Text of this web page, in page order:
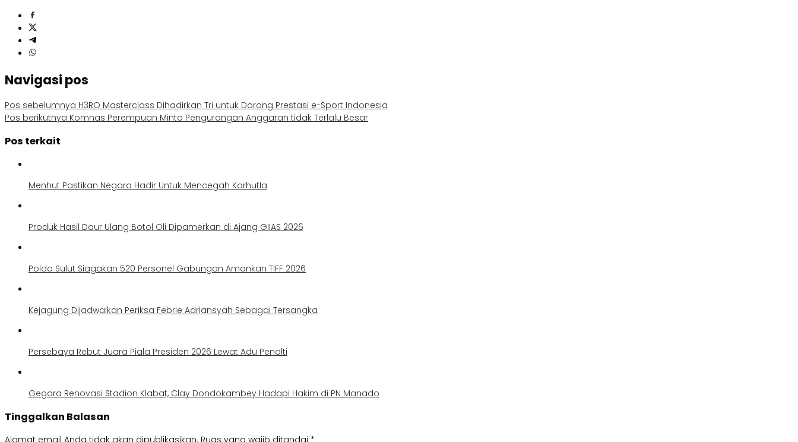
Navigasi pos
Pos sebelumnya H3RO Masterclass Dihadirkan Tri untuk Dorong Prestasi e-Sport Indonesia
Pos berikutnya Komnas Perempuan Minta Pengurangan Anggaran tidak Terlalu Besar
Pos terkait
Menhut Pastikan Negara Hadir Untuk Mencegah Karhutla
Produk Hasil Daur Ulang Botol Oli Dipamerkan di Ajang GIIAS 2026
Polda Sulut Siagakan 520 Personel Gabungan Amankan TIFF 2026
Kejagung Dijadwalkan Periksa Febrie Adriansyah Sebagai Tersangka
Persebaya Rebut Juara Piala Presiden 2026 Lewat Adu Penalti
Gegara Renovasi Stadion Klabat, Clay Dondokambey Hadapi Hakim di PN Manado
Tinggalkan Balasan